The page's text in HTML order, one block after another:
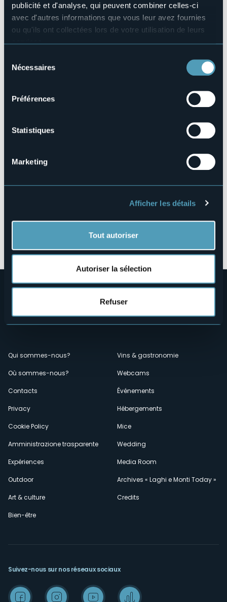
publicité et d'analyse, qui peuvent combiner celles-ci
avec d'autres informations que vous leur avez fournies
ou qu'ils ont collectées lors de votre utilisation de leurs
services.
manière de les gérer et de les supprimer,
cliquez ici
Nécessaires
Préférences
Statistiques
Marketing
Afficher les détails
Tout autoriser
Autoriser la sélection
Refuser
6
E-mail
ilteggiolo@gmail.com
Téléphone
Codice CIR
28868 - Varzo (VB)
Menù
secondario
Qui sommes-nous?
Où sommes-nous?
Contacts
Privacy
Cookie Policy
Amministrazione trasparente
Expériences
Outdoor
Art & culture
Bien-être
Vins & gastronomie
Webcams
Événements
Hébergements
Mice
Wedding
Media Room
Archives « Laghi e Monti Today »
Credits
Suivez-nous sur nos réseaux sociaux